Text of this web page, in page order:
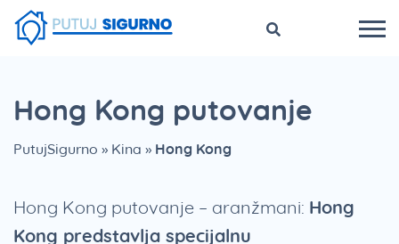
Hong Kong putovanje
PutujSigurno » Kina » Hong Kong
Hong Kong putovanje – aranžmani: Hong
Kong predstavlja specijalnu